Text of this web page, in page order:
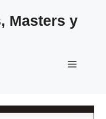
Masters y
Menú